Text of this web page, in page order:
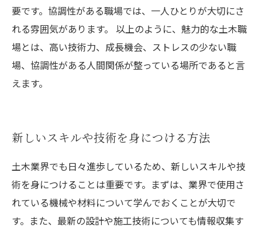
要です。協調性がある職場では、一人ひとりが大切にさ
れる雰囲気があります。 以上のように、魅力的な土木職
場とは、高い技術力、成長機会、ストレスの少ない職
場、協調性がある人間関係が整っている場所であると言
えます。
新しいスキルや技術を身につける方法
土木業界でも日々進歩しているため、新しいスキルや技
術を身につけることは重要です。まずは、業界で使用さ
れている機械や材料について学んでおくことが大切で
す。また、最新の設計や施工技術についても情報収集す